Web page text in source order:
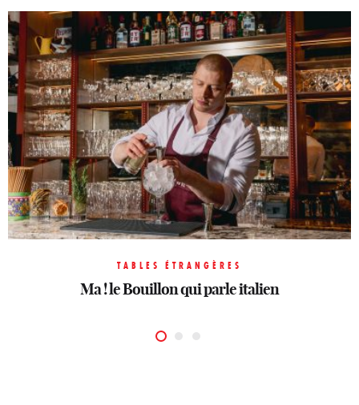
TABLES ÉTRANGÈRES
Ma ! le Bouillon qui parle italien
TABLES ÉTRANGÈRES
Les antilles s’invitent dans le 17e avec Leriche
TABLES ÉTRANGÈRES
Aqua Kyoto, le japon au sommet